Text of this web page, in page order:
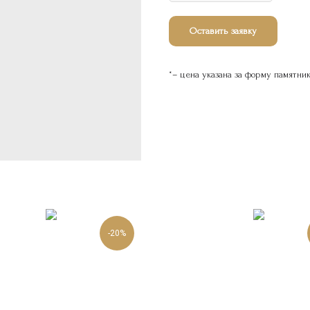
Оставить заявку
*– цена указана за форму
-20%